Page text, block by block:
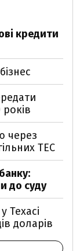
кредити
через
ТЕС
до суду
Техасі
доларів